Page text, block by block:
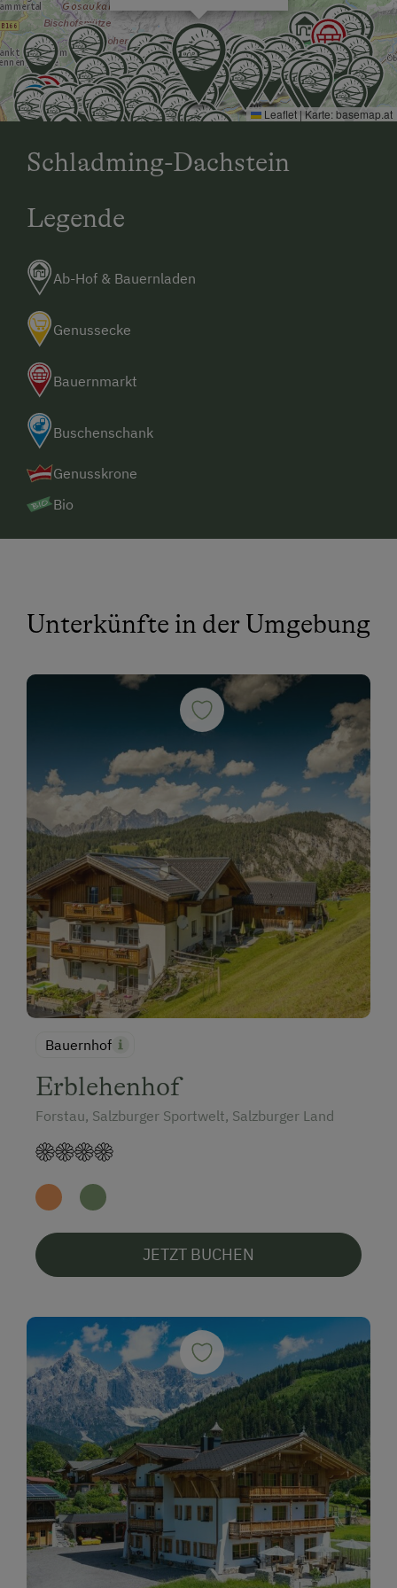
Leaflet | Karte:basemap.at
Schladming-Dachstein
Legende
Ab-Hof & Bauernladen
Genussecke
Bauernmarkt
Buschenschank
Genusskrone
Bio
Unterkünfte in der Umgebung
Bauernhof
Erblehenhof
Forstau, Salzburger Sportwelt, Salzburger Land
JETZT BUCHEN